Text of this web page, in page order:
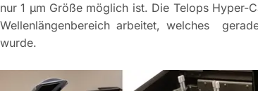
nur 1 µm Größe möglich ist. Die Telops Hyper-
Wellenlängenbereich arbeitet, welches
wurde.